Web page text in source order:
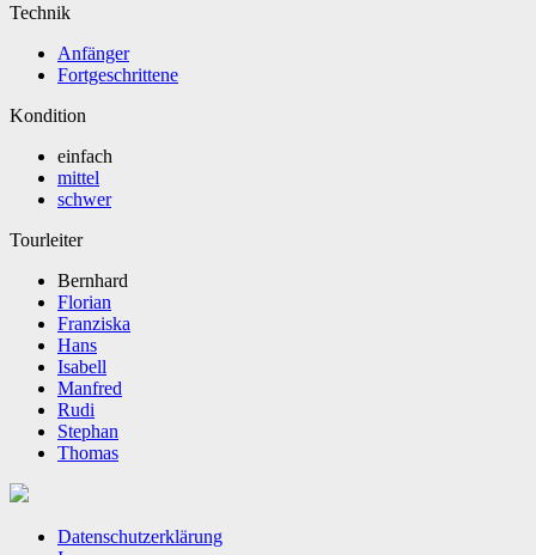
Technik
Anfänger
Fortgeschrittene
Kondition
einfach
mittel
schwer
Tourleiter
Bernhard
Florian
Franziska
Hans
Isabell
Manfred
Rudi
Stephan
Thomas
Datenschutzerklärung